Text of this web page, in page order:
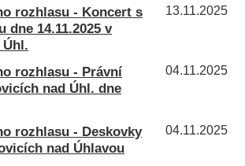
13.11.2025
rozhlasu - Koncert s
dne 14.11.2025 v
04.11.2025
rozhlasu - Právní
nad Úhl. dne
04.11.2025
rozhlasu - Deskovky
nad Úhlavou